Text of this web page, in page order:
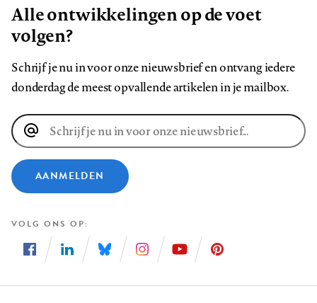
Alle ontwikkelingen op de voet
volgen?
Schrijf je nu in voor onze nieuwsbrief en ontvang iedere
donderdag de meest opvallende artikelen in je mailbox.
E-
mailadres
AANMELDEN
VOLG ONS OP
ons
ons
ons
ons
ons
ons